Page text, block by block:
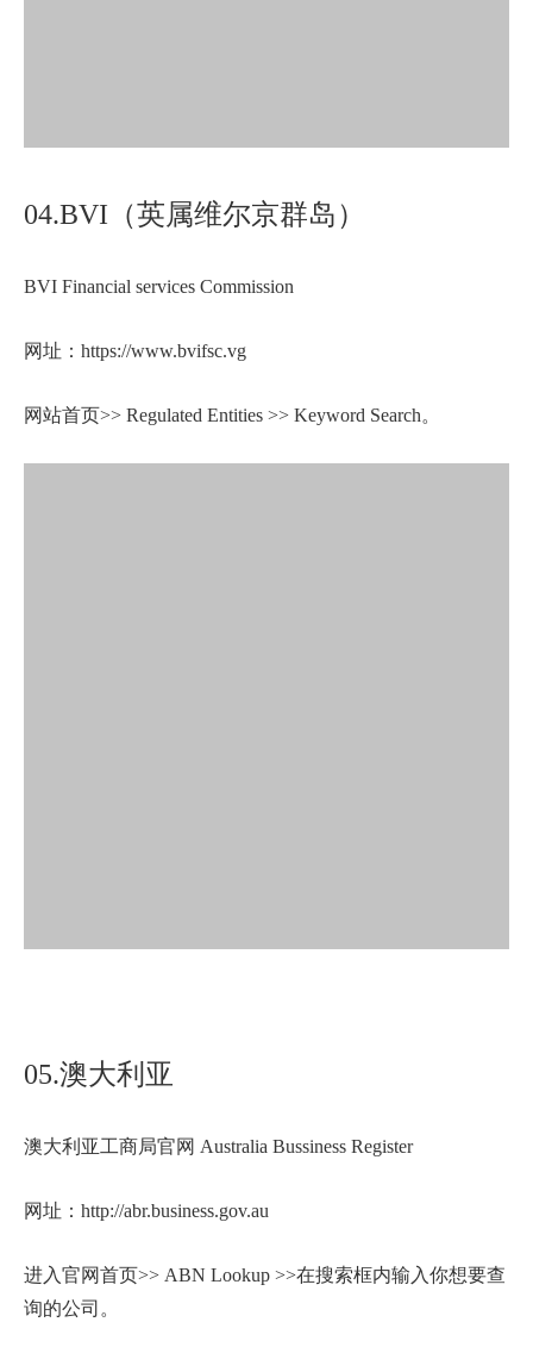
04.BVI（英属维尔京群岛）
BVI Financial services Commission
网址：https://www.bvifsc.vg
网站首页>> Regulated Entities >> Keyword Search。
05.澳大利亚
澳大利亚工商局官网 Australia Bussiness Register
网址：http://abr.business.gov.au
进入官网首页>> ABN Lookup >>在搜索框内输入你想要查
询的公司。